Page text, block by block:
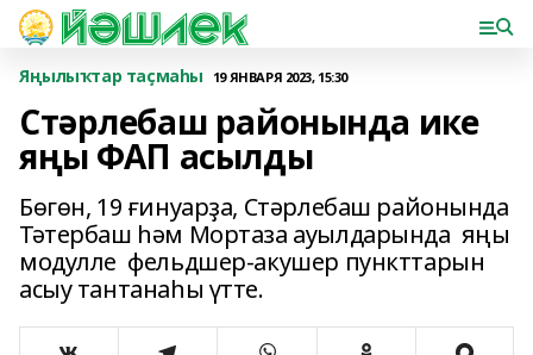
Яңылыҡтар таҫмаһы 19 ЯНВАРЯ 2023, 15:30
Стәрлебаш районында ике
яңы ФАП асылды
Бөгөн, 19 ғинуарҙа, Стәрлебаш районында
Тәтербаш һәм Мортаза ауылдарында яңы
модулле фельдшер-акушер пункттарын
асыу тантанаһы үтте.